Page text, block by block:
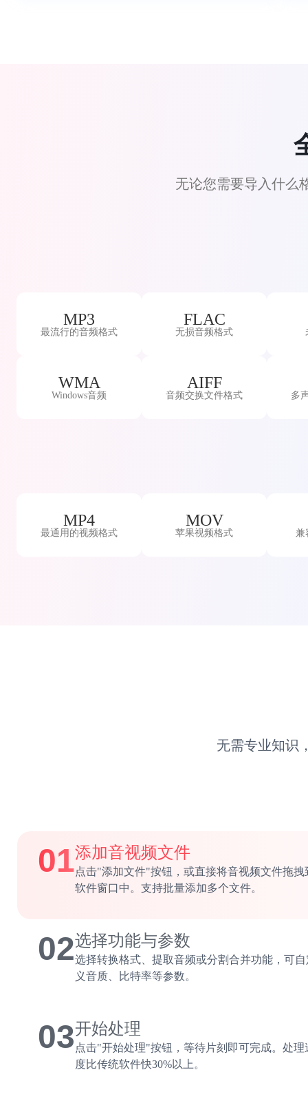
无论您需要导入什么
MP3
最流行的音频格式
FLAC
无损音频格式
WMA
Windows音频
AIFF
音频交换文件格式 多
MP4
最通用的视频格式
MOV
苹果视频格式 兼
无需专业知识
01添加音视频文件
点击"添加文件"按钮，或直接将音视频文件拖拽
软件窗口中。支持批量添加多个文件。
02选择功能与参数
选择转换格式、提取音频或分割合并功能，可自
义音质、比特率等参数。
03开始处理
点击"开始处理"按钮，等待片刻即可完成。处理
度比传统软件快30%以上。